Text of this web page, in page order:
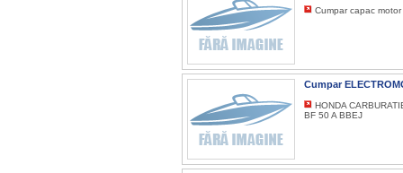
Cumpar capac
Cumpar
HONDA
BF 50 A BBEJ